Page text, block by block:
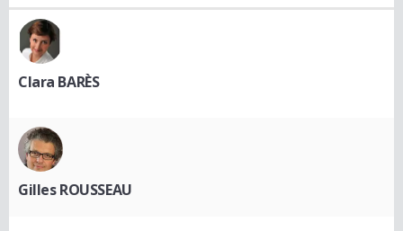
Clara BARÈS
Gilles ROUSSEAU